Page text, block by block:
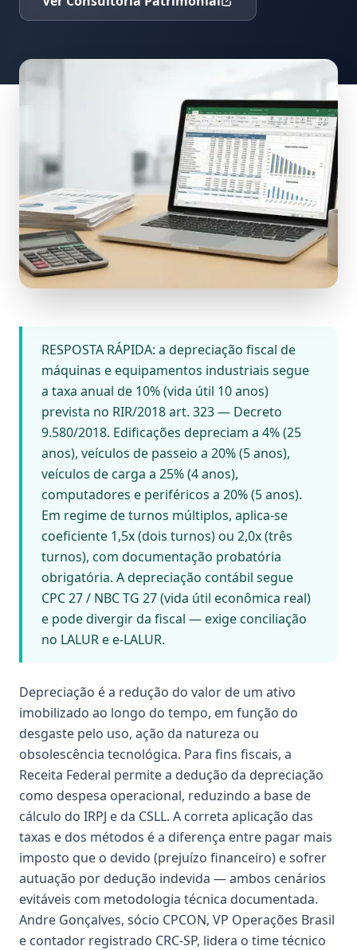
RESPOSTA RÁPIDA: a depreciação fiscal de
máquinas e equipamentos industriais segue
a taxa anual de 10% (vida útil 10 anos)
prevista no RIR/2018 art. 323 — Decreto
9.580/2018. Edificações depreciam a 4% (25
anos), veículos de passeio a 20% (5 anos),
veículos de carga a 25% (4 anos),
computadores e periféricos a 20% (5 anos).
Em regime de turnos múltiplos, aplica-se
coeficiente 1,5x (dois turnos) ou 2,0x (três
turnos), com documentação probatória
obrigatória. A depreciação contábil segue
CPC 27 / NBC TG 27 (vida útil econômica real)
e pode divergir da fiscal — exige conciliação
no LALUR e e-LALUR.
Depreciação é a redução do valor de um ativo
imobilizado ao longo do tempo, em função do
desgaste pelo uso, ação da natureza ou
obsolescência tecnológica. Para fins fiscais, a
Receita Federal permite a dedução da depreciação
como despesa operacional, reduzindo a base de
cálculo do IRPJ e da CSLL. A correta aplicação das
taxas e dos métodos é a diferença entre pagar mais
imposto que o devido (prejuízo financeiro) e sofrer
autuação por dedução indevida — ambos cenários
evitáveis com metodologia técnica documentada.
Andre Gonçalves, sócio CPCON, VP Operações Brasil
e contador registrado CRC-SP, lidera o time técnico